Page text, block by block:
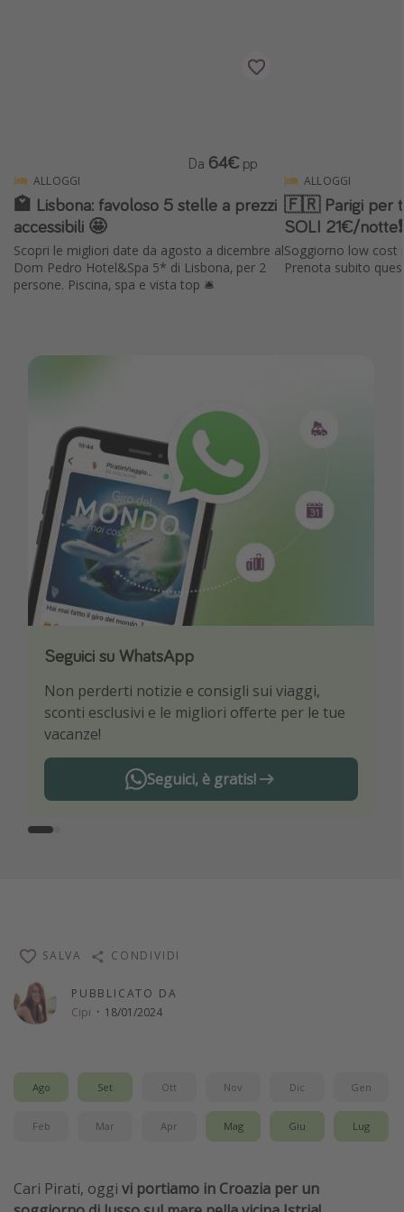
Calendario di viaggio
Festività del 2026
Città più visitate
ALLOGGI
🏩 Lisbona: favoloso 5 stelle a prezzi
accessibili 🤩
Scopri le migliori date da agosto a dicembre al
Dom Pedro Hotel&Spa 5* di Lisbona, per 2
persone. Piscina, spa e vista top 🛎️
Da 64€ pp
ALLOGGI
🇫🇷 Parigi per
SOLI 21€/notte❗️
Soggiorno low
Prenota subito
Seguici su WhatsApp
Non perderti notizie e consigli sui viaggi,
sconti esclusivi e le migliori offerte per le tue
vacanze!
Seguici, è gratis!
Scarica la nostra App
Sii il primo a conoscere le migliori offerte di
viaggio
PUBBLICATO DA
Cipi · 18/01/2024
SALVA CONDIVIDI
Ago Set Ott Nov Dic Gen
Feb Mar Apr Mag Giu Lug
Cari Pirati, oggi vi portiamo in Croazia per un